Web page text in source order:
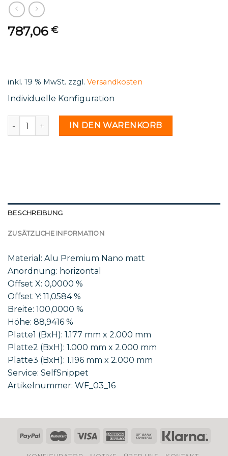
787,06 €
inkl. 19 % MwSt. zzgl. Versandkosten
Individuelle Konfiguration
Wf 03 16 - 2232837 MengeIN DEN WARENKORB
BESCHREIBUNG
ZUSÄTZLICHE INFORMATION
Material: Alu Premium Nano matt
Anordnung: horizontal
Offset X: 0,0000 %
Offset Y: 11,0584 %
Breite: 100,0000 %
Höhe: 88,9416 %
Platte1 (BxH): 1.177 mm x 2.000 mm
Platte2 (BxH): 1.000 mm x 2.000 mm
Platte3 (BxH): 1.196 mm x 2.000 mm
Service: SelfSnippet
Artikelnummer: WF_03_16